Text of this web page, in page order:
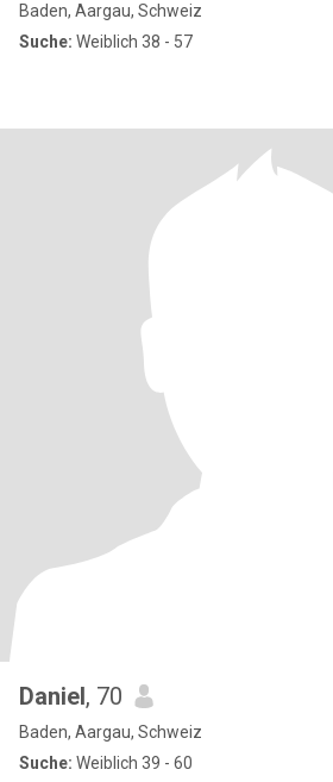
Baden, Aargau, Schweiz
Suche: Weiblich 38 - 57
Daniel, 70
Baden, Aargau, Schweiz
Suche: Weiblich 39 - 60